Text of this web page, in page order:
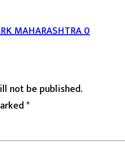
MAHARASHTRA0
not be published.
*